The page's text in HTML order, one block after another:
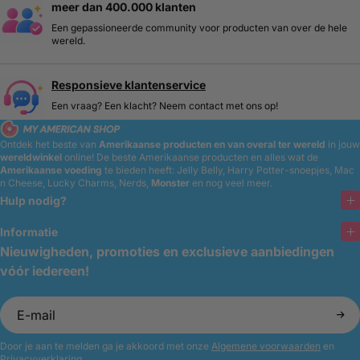
meer dan 400.000 klanten
Een gepassioneerde community voor producten van over de hele
wereld.
Responsieve klantenservice
Een vraag? Een klacht? Neem contact met ons op!
Ontdek het beste van Amerikaanse producten en van overal ter wereld in jouw
wereldwinkel online! De beste Amerikaanse producten en alles wat de
Amerikaanse voeding te bieden heeft: Jelly Belly, Harry Potter-snoepjes, Mac
n Cheese, Lucky Charms, Nerds, Monster en nog veel meer.
Hulp nodig?
Informatie
Nieuwigheden, promoties en exclusieve aanbiedingen
vóór iedereen!
Door je aan te melden ga je akkoord met onze Algemene voorwaarden en